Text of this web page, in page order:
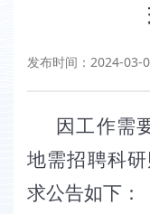
发布时间：2024-03-
因工作需
地需招聘科
求公告如下：